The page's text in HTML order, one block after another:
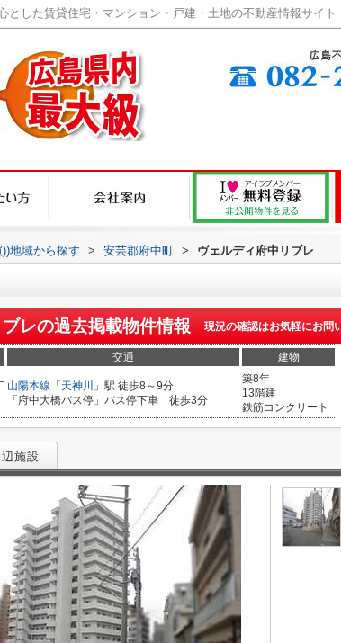
とした賃貸住宅・マンション・戸建・土地の不動産情報サイ
地域から探す > 安芸郡府中町 > ヴェルディ府中リブレ
レの過去掲載物件情報 現況の確認はお気軽にお問
交通 建物
山陽本線 「 天神川
」駅 徒歩8～9分
「府中大橋バス停」バス停下車 徒歩3分
築8年
13階建
鉄筋コンクリート
辺施設